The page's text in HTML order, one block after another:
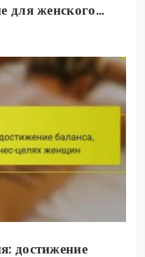
для женского
достижение